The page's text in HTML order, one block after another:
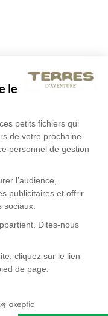
le
petits fichiers qui
de votre prochaine
personnel de gestion
l’audience,
publicitaires et offrir
Dites-nous
cliquez sur le lien
de page.